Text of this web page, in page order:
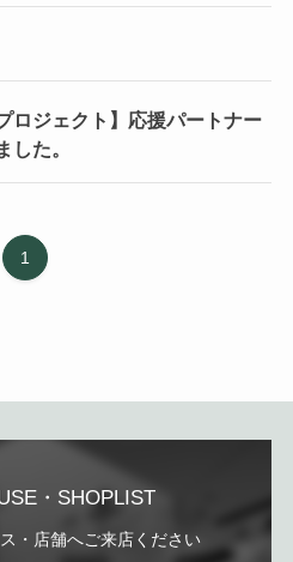
ロジェクト】応援パートナー
た。
1
・SHOPLIST
・店舗へご来店ください